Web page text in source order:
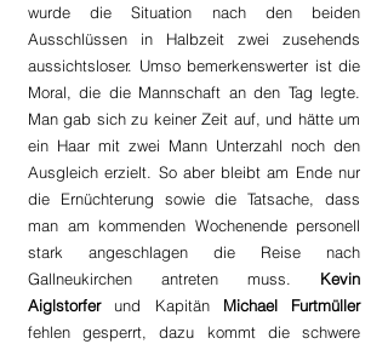
wurde die Situation nach den beiden
Ausschlüssen in Halbzeit zwei zusehends
aussichtsloser. Umso bemerkenswerter ist die
Moral, die die Mannschaft an den Tag legte.
Man gab sich zu keiner Zeit auf, und hätte um
ein Haar mit zwei Mann Unterzahl noch den
Ausgleich erzielt. So aber bleibt am Ende nur
die Ernüchterung sowie die Tatsache, dass
man am kommenden Wochenende personell
stark angeschlagen die Reise nach
Gallneukirchen antreten muss. Kevin
Aiglstorfer und Kapitän Michael Furtmüller
fehlen gesperrt, dazu kommt die schwere